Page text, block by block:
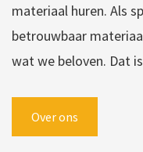
materiaal huren. Als
betrouwbaar
wat we beloven. Dat
Over ons